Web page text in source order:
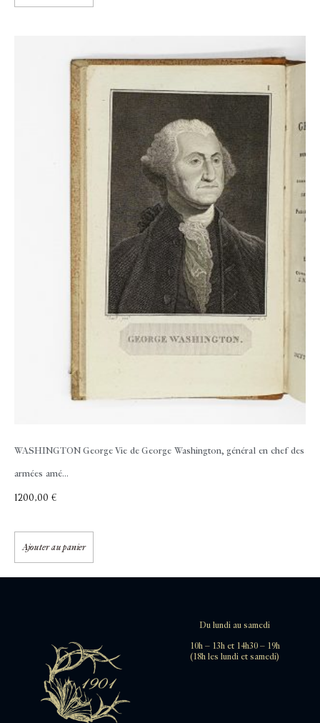
WASHINGTON George Vie de George Washington, général en chef des
armées amé...
1200,00 €
Ajouter au panier
Du lundi au samedi
10h – 13h et 14h30 – 19h
(18h les lundi et samedi)